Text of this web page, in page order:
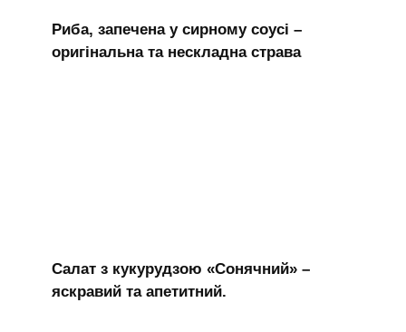
Риба, запечена у сирному соусі –
оригінальна та нескладна страва
Салат з кукурудзою «Сонячний» –
яскравий та апетитний.